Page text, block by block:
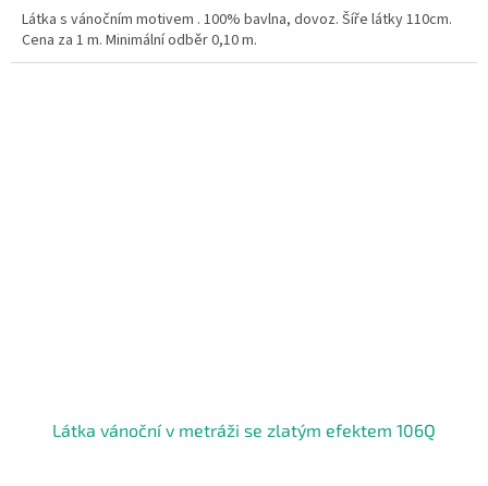
Látka s vánočním motivem . 100% bavlna, dovoz. Šíře látky 110cm.
Cena za 1 m. Minimální odběr 0,10 m.
Látka vánoční v metráži se zlatým efektem 106Q